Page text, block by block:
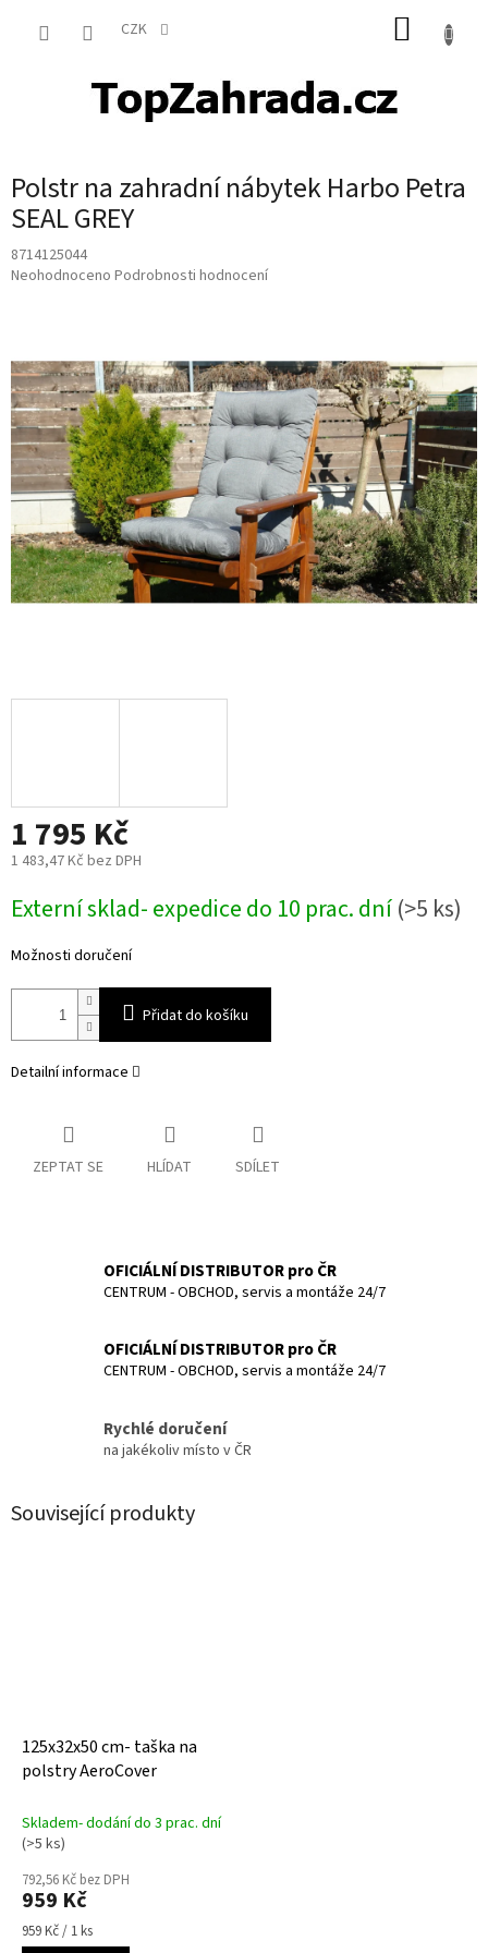
CZK
Polstr na zahradní nábytek Harbo Petra
SEAL GREY
8714125044
Průměrné
0,0
z
5
hvězdiček.
Neohodnoceno Podrobnosti hodnocení
1 795 Kč
1 483,47 Kč bez DPH
cena:
Externí sklad- expedice do 10 prac. dní(>5 ks)
Možnosti doručení
Přidat do košíku
Detailní informace
ZEPTAT SE HLÍDAT SDÍLET
OFICIÁLNÍ DISTRIBUTOR pro ČR
CENTRUM - OBCHOD, servis a montáže 24/7
OFICIÁLNÍ DISTRIBUTOR pro ČR
CENTRUM - OBCHOD, servis a montáže 24/7
Rychlé doručení
na jakékoliv místo v ČR
Související produkty
125x32x50 cm- taška na
polstry AeroCover
Skladem- dodání do 3 prac. dní
(>5 ks)
792,56 Kč bez DPH
959 Kč
Měrná
cena:
959 Kč / 1 ks